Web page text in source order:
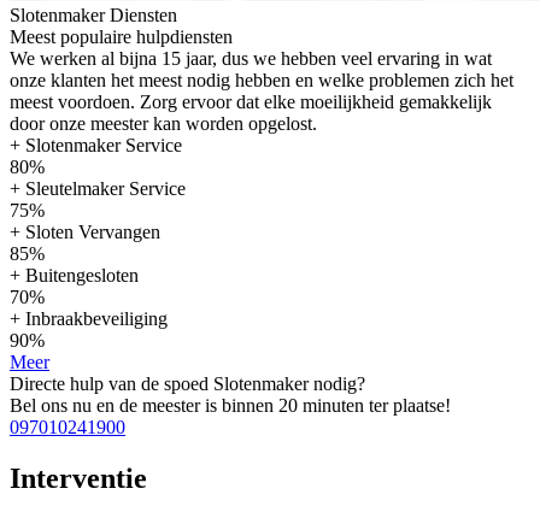
Slotenmaker Diensten
Meest populaire hulpdiensten
We werken al bijna 15 jaar, dus we hebben veel ervaring in wat
onze klanten het meest nodig hebben en welke problemen zich het
meest voordoen. Zorg ervoor dat elke moeilijkheid gemakkelijk
door onze meester kan worden opgelost.
+ Slotenmaker Service
80%
+ Sleutelmaker Service
75%
+ Sloten Vervangen
85%
+ Buitengesloten
70%
+ Inbraakbeveiliging
90%
Meer
Directe hulp van de spoed Slotenmaker nodig?
Bel ons nu en de meester is binnen 20 minuten ter plaatse!
097010241900
Interventie